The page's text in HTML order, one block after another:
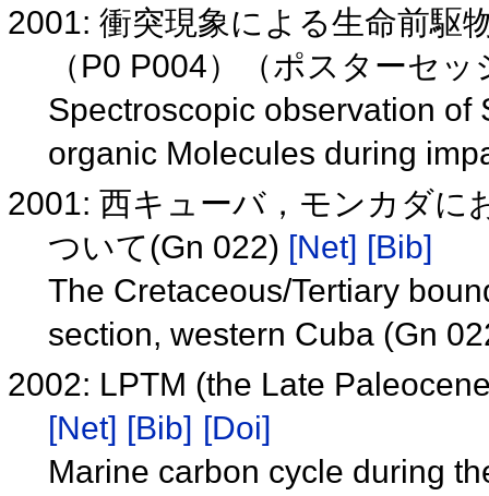
2001: 衝突現象による生命前駆
（P0 P004）（ポスターセ
Spectroscopic observation of
organic Molecules during
2001: 西キューバ，モンカダに
ついて(Gn 022) [Net] [Bib]
The Cretaceous/Tertiary
section, western Cuba (Gn
2002: LPTM (the Late
[Net] [Bib] [Doi]
Marine carbon cycle during